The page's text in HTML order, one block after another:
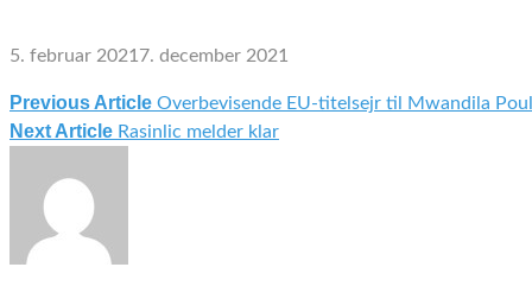
5. februar 2021 7. december 2021
Indlægsnavigation
Previous Article Overbevisende EU-titelsejr til Mwandila
Next Article Rasinlic melder klar